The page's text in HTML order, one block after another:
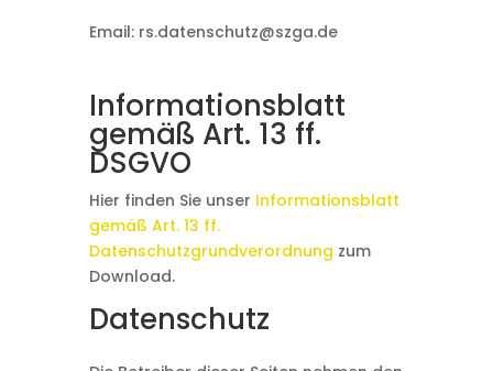
Email: rs.datenschutz@szga.de
Informationsblatt
gemäß Art. 13 ff.
DSGVO
Hier finden Sie unser Informationsblatt
gemäß Art. 13 ff.
Datenschutzgrundverordnung zum
Download.
Datenschutz